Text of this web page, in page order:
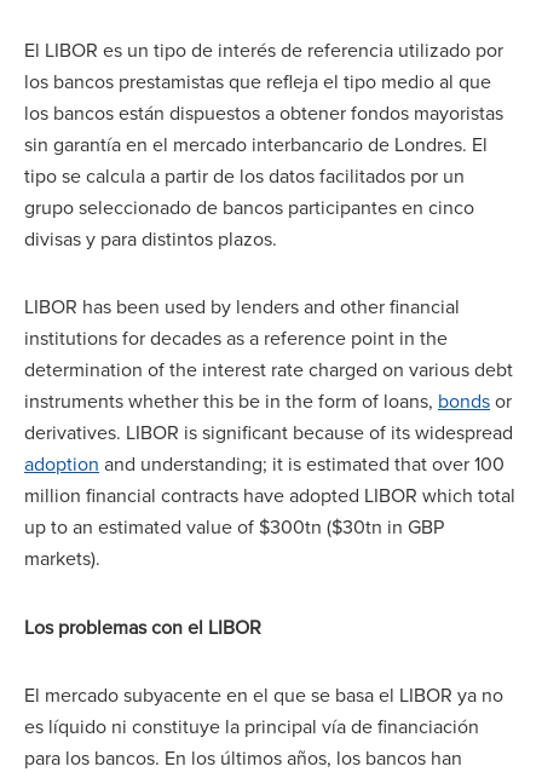
El LIBOR es un tipo de interés de referencia utilizado por
los bancos prestamistas que refleja el tipo medio al que
los bancos están dispuestos a obtener fondos mayoristas
sin garantía en el mercado interbancario de Londres. El
tipo se calcula a partir de los datos facilitados por un
grupo seleccionado de bancos participantes en cinco
divisas y para distintos plazos.
LIBOR has been used by lenders and other financial
institutions for decades as a reference point in the
determination of the interest rate charged on various debt
instruments whether this be in the form of loans, bondsor
derivatives. LIBOR is significant because of its widespread
adoption and understanding; it is estimated that over 100
million financial contracts have adopted LIBOR which total
up to an estimated value of $300tn ($30tn in GBP
markets).
Los problemas con el LIBOR
El mercado subyacente en el que se basa el LIBOR ya no
es líquido ni constituye la principal vía de financiación
para los bancos. En los últimos años, los bancos han